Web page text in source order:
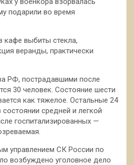
подарили во время
кафе выбиты стекла,
веранды, практически
РФ, пострадавшими после
30 человек. Состояние шести
как тяжелое. Остальные 24
средней и легкой
госпитализированных —
управлением СК России по
возбуждено уголовное дело